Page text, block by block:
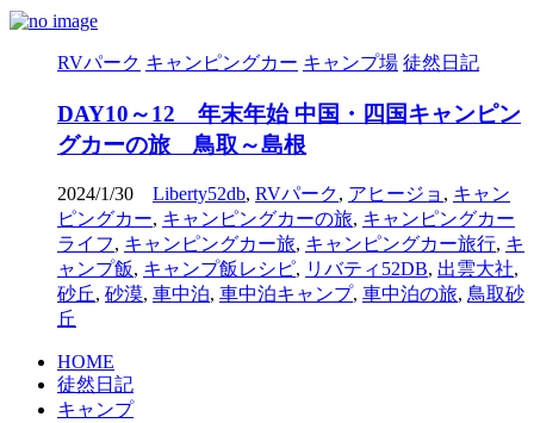
RVパーク キャンピングカー キャンプ場 徒然日記
DAY10～12 年末年始 中国・四国キャンピン
グカーの旅 鳥取～島根
2024/1/30 Liberty52db, RVパーク, アヒージョ , キャン
ピングカー, キャンピングカーの旅, キャンピングカー
ライフ, キャンピングカー旅, キャンピングカー旅行, キ
ャンプ飯, キャンプ飯レシピ, リバティ52DB, 出雲大社,
砂丘, 砂漠, 車中泊, 車中泊キャンプ, 車中泊の旅, 鳥取砂
丘
HOME
徒然日記
キャンプ